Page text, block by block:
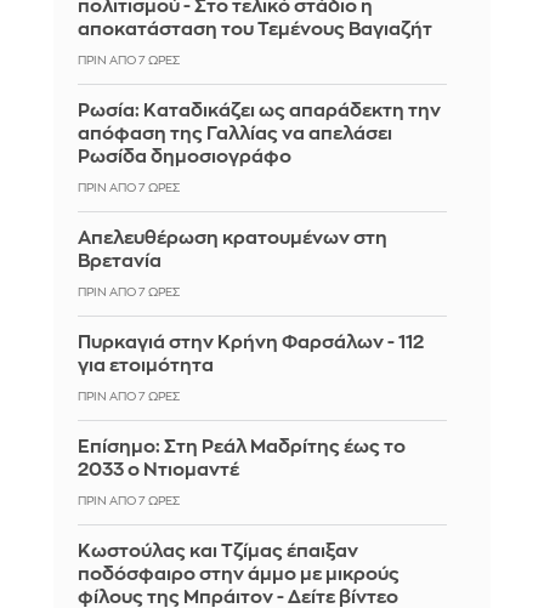
πολιτισμού - Στο τελικό στάδιο η
αποκατάσταση του Τεμένους Βαγιαζήτ
ΠΡΙΝ ΑΠΌ 7 ΏΡΕΣ
Ρωσία: Kαταδικάζει ως απαράδεκτη την
απόφαση της Γαλλίας να απελάσει
Ρωσίδα δημοσιογράφο
ΠΡΙΝ ΑΠΌ 7 ΏΡΕΣ
Απελευθέρωση κρατουμένων στη
Βρετανία
ΠΡΙΝ ΑΠΌ 7 ΏΡΕΣ
Πυρκαγιά στην Κρήνη Φαρσάλων - 112
για ετοιμότητα
ΠΡΙΝ ΑΠΌ 7 ΏΡΕΣ
Επίσημο: Στη Ρεάλ Μαδρίτης έως το
2033 ο Ντιομαντέ
ΠΡΙΝ ΑΠΌ 7 ΏΡΕΣ
Κωστούλας και Τζίμας έπαιξαν
ποδόσφαιρο στην άμμο με μικρούς
φίλους της Μπράιτον - Δείτε βίντεο